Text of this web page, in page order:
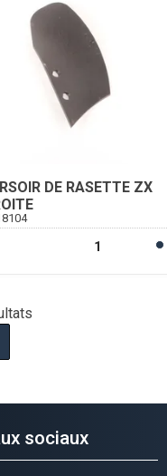
DE RASETTE ZX
sociaux